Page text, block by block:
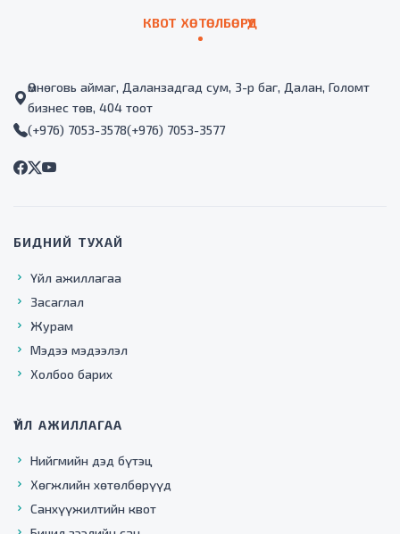
КВОТ ХӨТӨЛБӨРҮҮД
Өмнөговь аймаг, Даланзадгад сум, 3-р баг, Далан, Голомт
бизнес төв, 404 тоот
(+976) 7053-3578(+976) 7053-3577
БИДНИЙ ТУХАЙ
Үйл ажиллагаа
Засаглал
Журам
Мэдээ мэдээлэл
Холбоо барих
ҮЙЛ АЖИЛЛАГАА
Нийгмийн дэд бүтэц
Хөгжлийн хөтөлбөрүүд
Санхүүжилтийн квот